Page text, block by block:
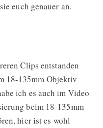
euch genauer an.
Clips entstanden
18-135mm Objektiv
ich es auch im Video
beim 18-135mm
hier ist es wohl